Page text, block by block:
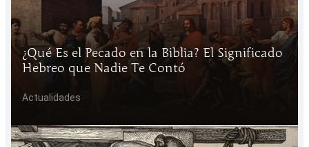
¿Qué Es el Pecado en la Biblia? El Significado
Hebreo que Nadie Te Contó
Actualidades